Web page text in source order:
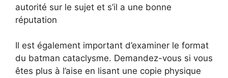
autorité sur le sujet et s’il a une bonne
réputation
Il est également important d’examiner le format
du batman cataclysme. Demandez-vous si vous
êtes plus à l’aise en lisant une copie physique